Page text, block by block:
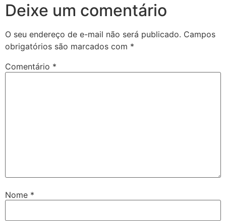
Deixe um comentário
O seu endereço de e-mail não será publicado. Campos
obrigatórios são marcados com *
Comentário *
Nome *